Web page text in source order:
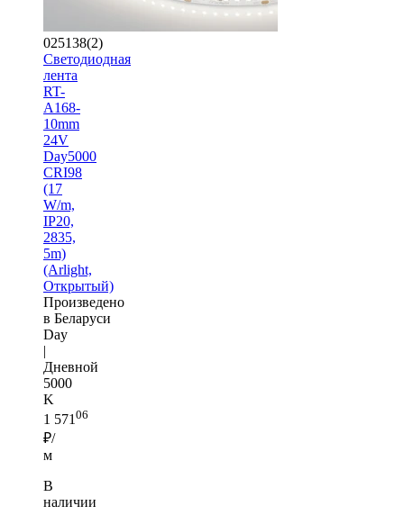
025138(2)
Светодиодная
лента
RT-
A168-
10mm
24V
Day5000
CRI98
(17
W/m,
IP20,
2835,
5m)
(Arlight,
Открытый)
Произведено
в Беларуси
Day
|
Дневной
5000
K
1 571 06
₽/
м
В
наличии